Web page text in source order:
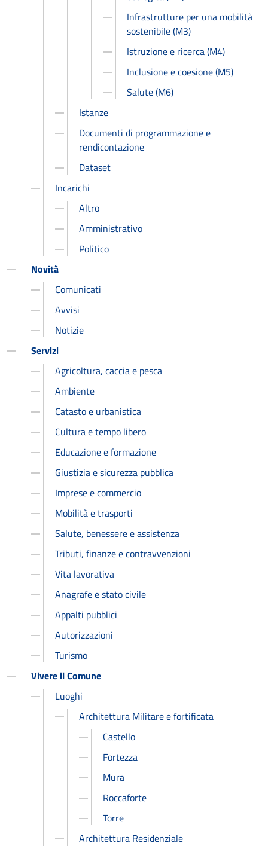
Infrastrutture per una mobilità
sostenibile (M3)
Istruzione e ricerca (M4)
Inclusione e coesione (M5)
Salute (M6)
Istanze
Documenti di programmazione e
rendicontazione
Dataset
Incarichi
Altro
Amministrativo
Politico
Novità
Comunicati
Avvisi
Notizie
Servizi
Agricoltura, caccia e pesca
Ambiente
Catasto e urbanistica
Cultura e tempo libero
Educazione e formazione
Giustizia e sicurezza pubblica
Imprese e commercio
Mobilità e trasporti
Salute, benessere e assistenza
Tributi, finanze e contravvenzioni
Vita lavorativa
Anagrafe e stato civile
Appalti pubblici
Autorizzazioni
Turismo
Vivere il Comune
Luoghi
Architettura Militare e fortificata
Castello
Fortezza
Mura
Roccaforte
Torre
Architettura Residenziale